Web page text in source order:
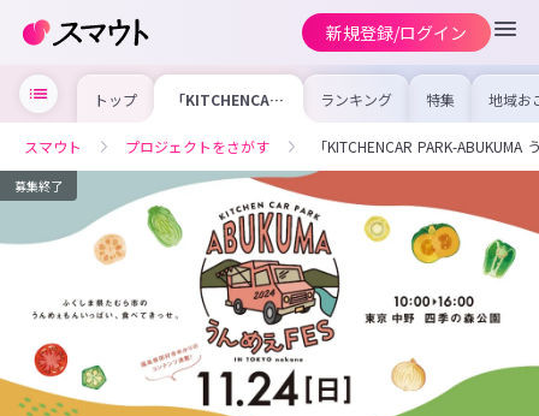
新規登録/ログイン
トップ 「KITCHENCAR
開催決定！
ランキング 特集 地域お
の求
を集め
事内容
を比較
合った
スマウト プロジェクトをさがす 「KITCHENCAR PARK-
募集終了